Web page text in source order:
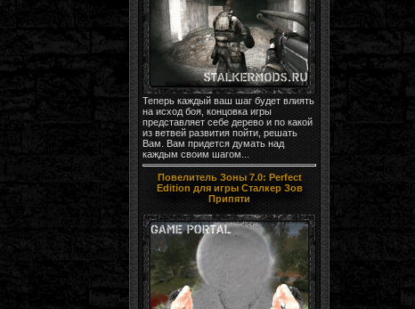
Теперь каждый ваш шаг будет влиять
на исход боя, концовка игры
представляет себе дерево и по какой
из ветвей развития пойти, решать
Вам. Вам придется думать над
каждым своим шагом...
Повелитель Зоны 7.0: Perfect
Edition для игры Сталкер Зов
Припяти